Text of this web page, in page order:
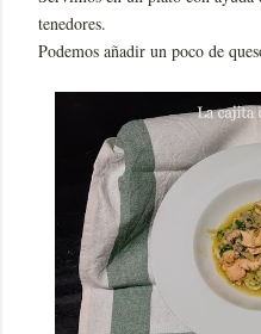
tenedores.
Podemos añadir un poco de